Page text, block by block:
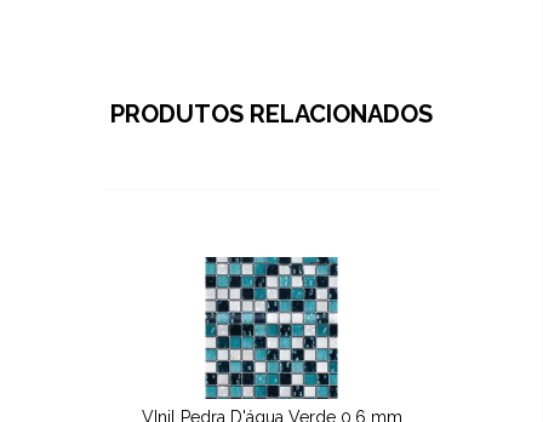
PRODUTOS RELACIONADOS
VInil Pedra D'água Verde 0.6 mm